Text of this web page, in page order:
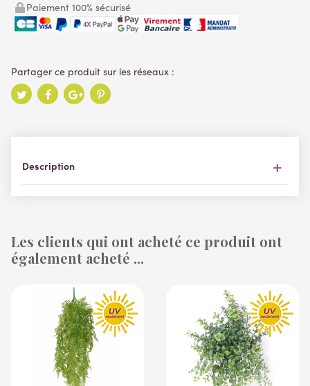
Paiement 100% sécurisé
Description
Les clients qui ont acheté ce produit ont
également acheté ...